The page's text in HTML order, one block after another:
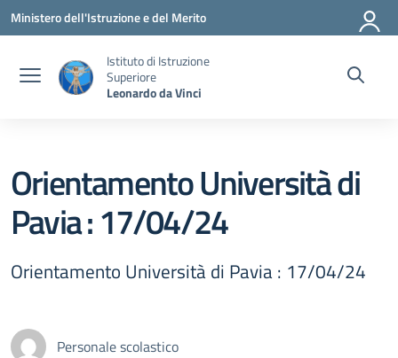
Vai ai contenuti
Vai al menu di navigazione
Vai al footer
Ministero dell'Istruzione e del Merito
Istituto di Istruzione
Superiore
Leonardo da Vinci
Orientamento Università di
Pavia : 17/04/24
Orientamento Università di Pavia : 17/04/24
Personale scolastico